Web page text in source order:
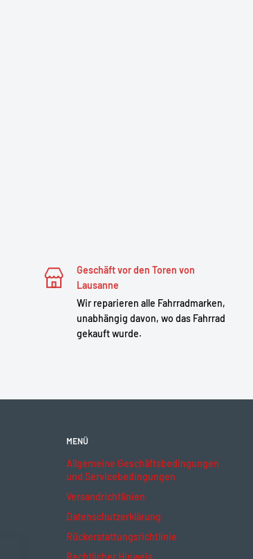
Geschäft vor den Toren von
Lausanne
Wir reparieren alle Fahrradmarken,
unabhängig davon, wo das Fahrrad
gekauft wurde.
MENÜ
Allgemeine Geschäftsbedingungen
und Servicebedingungen
Versandrichtlinien
Datenschutzerklärung
Rückerstattungsrichtlinie